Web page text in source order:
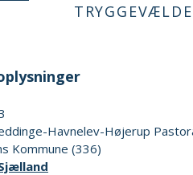
Havnelev-Højerup
Kommune (336)